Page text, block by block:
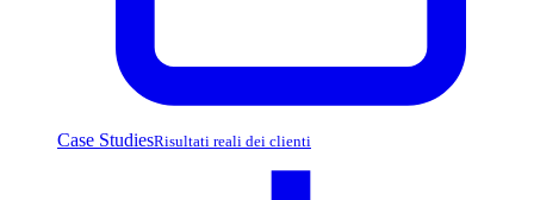
Case StudiesRisultati reali dei clienti